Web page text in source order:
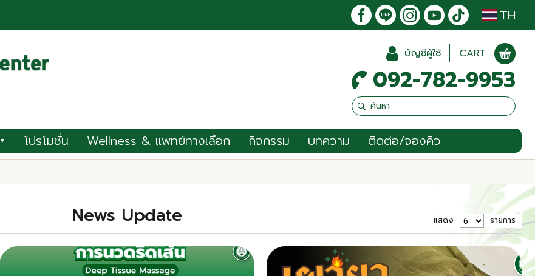
TH
บัญชีผู้ใช้ CART :
092-782-9953
▼ โปรโมชั่น Wellness & แพทย์ทางเลือก กิจกรรม บทความ ติดต่อ/จองคิว
News Update แสดง รายการ